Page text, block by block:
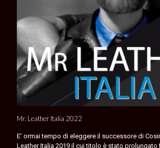
Mr. Leather Italia 2022
E’ ormai tempo di eleggere il successore di
Leather Italia 2019 il cui titolo è stato prolungato